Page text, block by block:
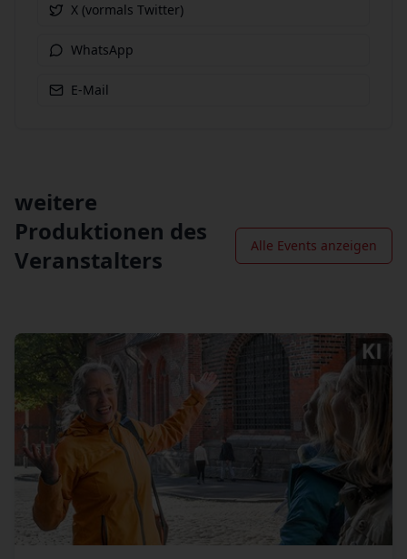
X (vormals Twitter)
WhatsApp
E-Mail
weitere
Produktionen des
Veranstalters
Alle Events anzeigen